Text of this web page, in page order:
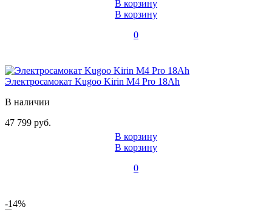
В корзину
В корзину
0
Электросамокат Kugoo Kirin M4 Pro 18Ah
В наличии
47 799 руб.
В корзину
В корзину
0
-14%